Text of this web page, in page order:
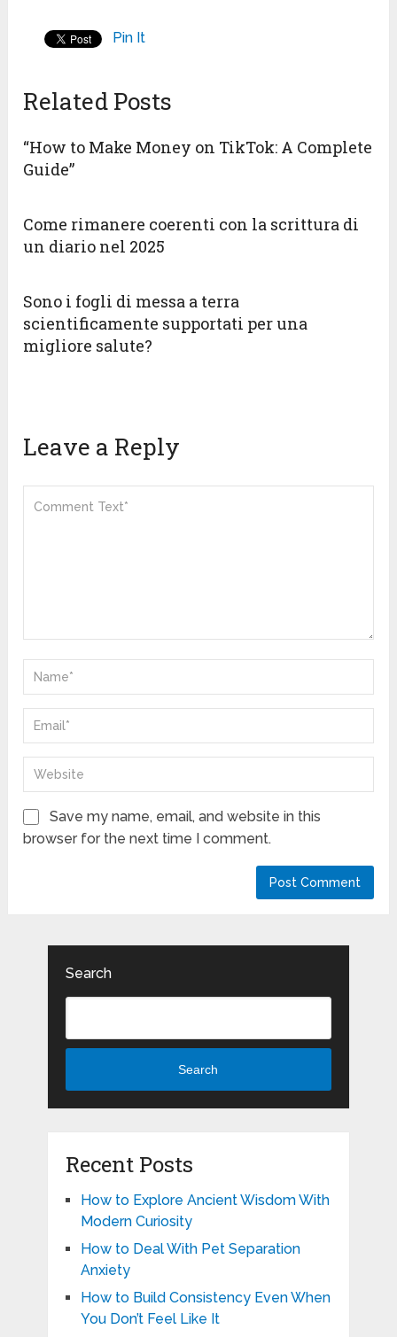
Pin It
Related Posts
“How to Make Money on TikTok: A Complete
Guide”
Come rimanere coerenti con la scrittura di
un diario nel 2025
Sono i fogli di messa a terra
scientificamente supportati per una
migliore salute?
Leave a Reply
Save my name, email, and website in this
browser for the next time I comment.
Search
Search
Recent Posts
How to Explore Ancient Wisdom With
Modern Curiosity
How to Deal With Pet Separation
Anxiety
How to Build Consistency Even When
You Don’t Feel Like It